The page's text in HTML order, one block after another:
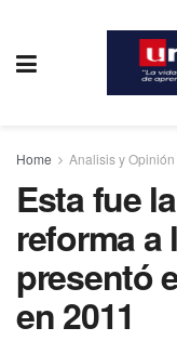
Home Analisis y Opinión
Esta fue
reforma a
presentó
en 2011